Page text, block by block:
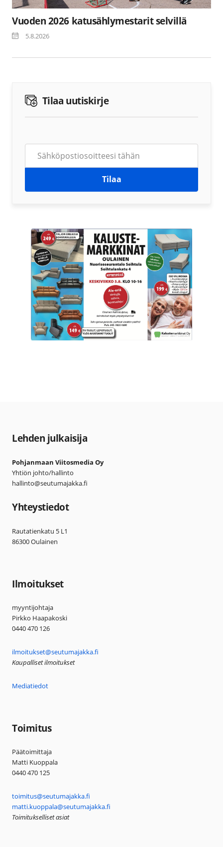
Vuoden 2026 katusählymestarit selvillä
5.8.2026
Tilaa uutiskirje
Tilaa
Lehden julkaisija
Pohjanmaan Viitosmedia Oy
Yhtiön johto/hallinto
hallinto@seutumajakka.fi
Yhteystiedot
Rautatienkatu 5 L1
86300 Oulainen
Ilmoitukset
myyntijohtaja
Pirkko Haapakoski
0440 470 126
ilmoitukset@seutumajakka.fi
Kaupalliset ilmoitukset
Mediatiedot
Toimitus
Päätoimittaja
Matti Kuoppala
0440 470 125
toimitus@seutumajakka.fi
matti.kuoppala@seutumajakka.fi
Toimitukselliset asiat